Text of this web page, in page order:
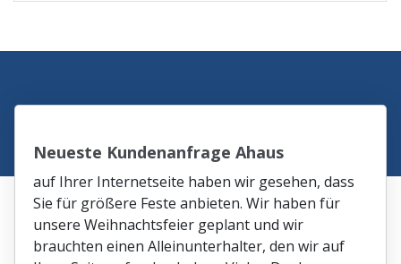
Neueste Kundenanfrage Ahaus
auf Ihrer Internetseite haben wir gesehen, dass
Sie für größere Feste anbieten. Wir haben für
unsere Weihnachtsfeier geplant und wir
brauchten einen Alleinunterhalter, den wir auf